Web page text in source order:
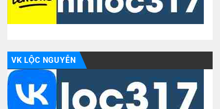
VK LỘC NGUYỄN